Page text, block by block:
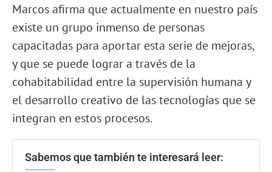
Marcos afirma que actualmente en nuestro país
existe un grupo inmenso de personas
capacitadas para aportar esta serie de mejoras,
y que se puede lograr a través de la
cohabitabilidad entre la supervisión humana y
el desarrollo creativo de las tecnologías que se
integran en estos procesos.
Sabemos que también te interesará leer: